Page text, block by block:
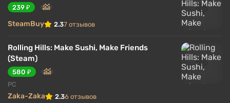
239 ₽
SteamBuy 2.37 отзывов
Rolling Hills: Make Sushi, Make Friends
(Steam)
580 ₽
PC
Zaka-Zaka 2.36 отзывов